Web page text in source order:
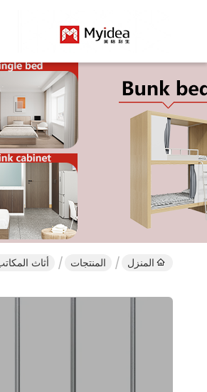
المنزل المنتجات أثاث